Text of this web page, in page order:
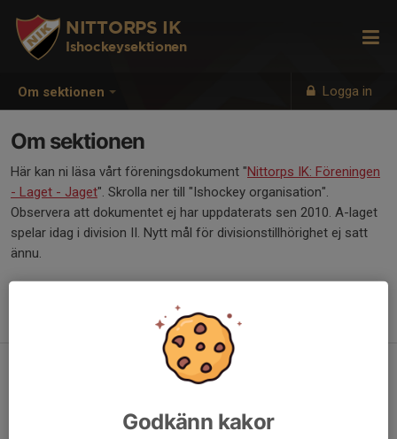
Om sektionen Logga in
NITTORPS IK
Ishockeysektionen
Om sektionen
Här kan ni läsa vårt föreningsdokument "Nittorps IK: Föreningen
- Laget - Jaget". Skrolla ner till "Ishockey organisation".
Observera att dokumentet ej har uppdaterats sen 2010. A-laget
spelar idag i division II. Nytt mål för divisionstillhörighet ej satt
ännu.
Godkänn kakor